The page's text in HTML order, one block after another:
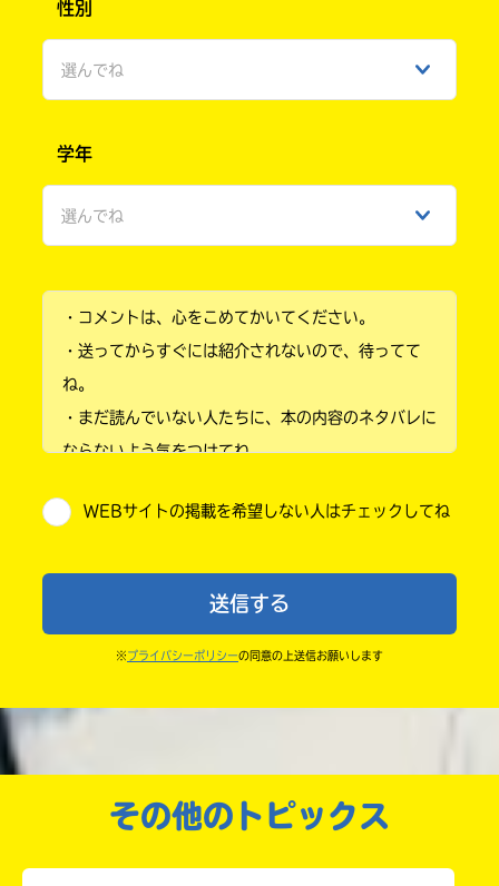
性別
選んでね
ひみつ
学年
選んでね
小学2年
小学4年
小学6年
中学1年
高校生以上
・コメントは、心をこめてかいてください。
・送ってからすぐには紹介されないので、待ってて
ね。
・まだ読んでいない人たちに、本の内容のネタバレに
ならないよう気をつけてね。
が出るので、そこから応募してね。
・かき終えたら、人を傷つけていたり、個人情報をか
きこんでいたり、字がまちがっていたりしないか、読
WEBサイトの掲載を希望しない人はチェックしてね
送信する
※ プライバシーポリシーの同意の上送信お願いします
その他のトピックス